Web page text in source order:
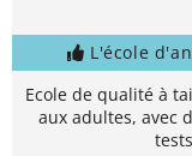
L'école
Ecole de qualité à
aux adultes, avec